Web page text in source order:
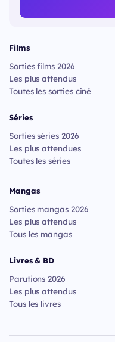
Films
Sorties films 2026
Les plus attendus
Toutes les sorties ciné
Séries
Sorties séries 2026
Les plus attendues
Toutes les séries
Mangas
Sorties mangas 2026
Les plus attendus
Tous les mangas
Livres & BD
Parutions 2026
Les plus attendus
Tous les livres